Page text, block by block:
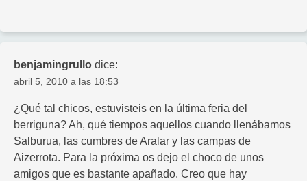
benjamingrullo dice:
abril 5, 2010 a las 18:53
¿Qué tal chicos, estuvisteis en la última feria del
berriguna? Ah, qué tiempos aquellos cuando llenábamos
Salburua, las cumbres de Aralar y las campas de
Aizerrota. Para la próxima os dejo el choco de unos
amigos que es bastante apañado. Creo que hay